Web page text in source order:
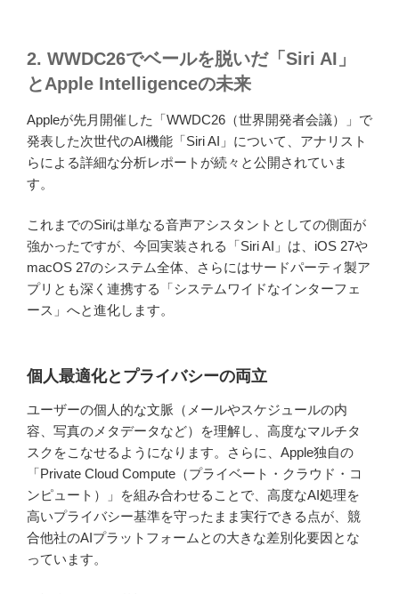
2. WWDC26でベールを脱いだ「Siri AI」
とApple Intelligenceの未来
Appleが先月開催した「WWDC26（世界開発者会議）」で
発表した次世代のAI機能「Siri AI」について、アナリスト
らによる詳細な分析レポートが続々と公開されていま
す。
これまでのSiriは単なる音声アシスタントとしての側面が
強かったですが、今回実装される「Siri AI」は、iOS 27や
macOS 27のシステム全体、さらにはサードパーティ製ア
プリとも深く連携する「システムワイドなインターフェ
ース」へと進化します。
個人最適化とプライバシーの両立
ユーザーの個人的な文脈（メールやスケジュールの内
容、写真のメタデータなど）を理解し、高度なマルチタ
スクをこなせるようになります。さらに、Apple独自の
「Private Cloud Compute（プライベート・クラウド・コ
ンピュート）」を組み合わせることで、高度なAI処理を
高いプライバシー基準を守ったまま実行できる点が、競
合他社のAIプラットフォームとの大きな差別化要因とな
っています。